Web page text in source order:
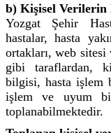
b) Kişisel Verilerin
Yozgat Şehir
hastalar, hasta
ortakları, web
gibi taraflardan,
bilgisi, hasta
işlem ve uyum
toplanabilmektedir.